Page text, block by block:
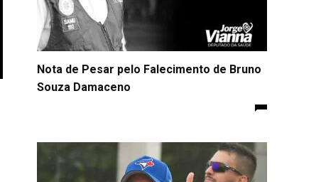
Nota de Pesar pelo Falecimento de Bruno
Souza Damaceno